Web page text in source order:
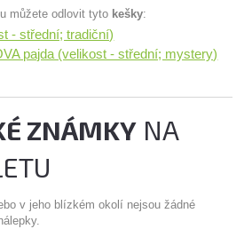
můžete odlovit tyto kešky:
- střední; tradiční)
pajda (velikost - střední; mystery)
ZNÁMKY NA
v jeho blízkém okolí nejsou žádné